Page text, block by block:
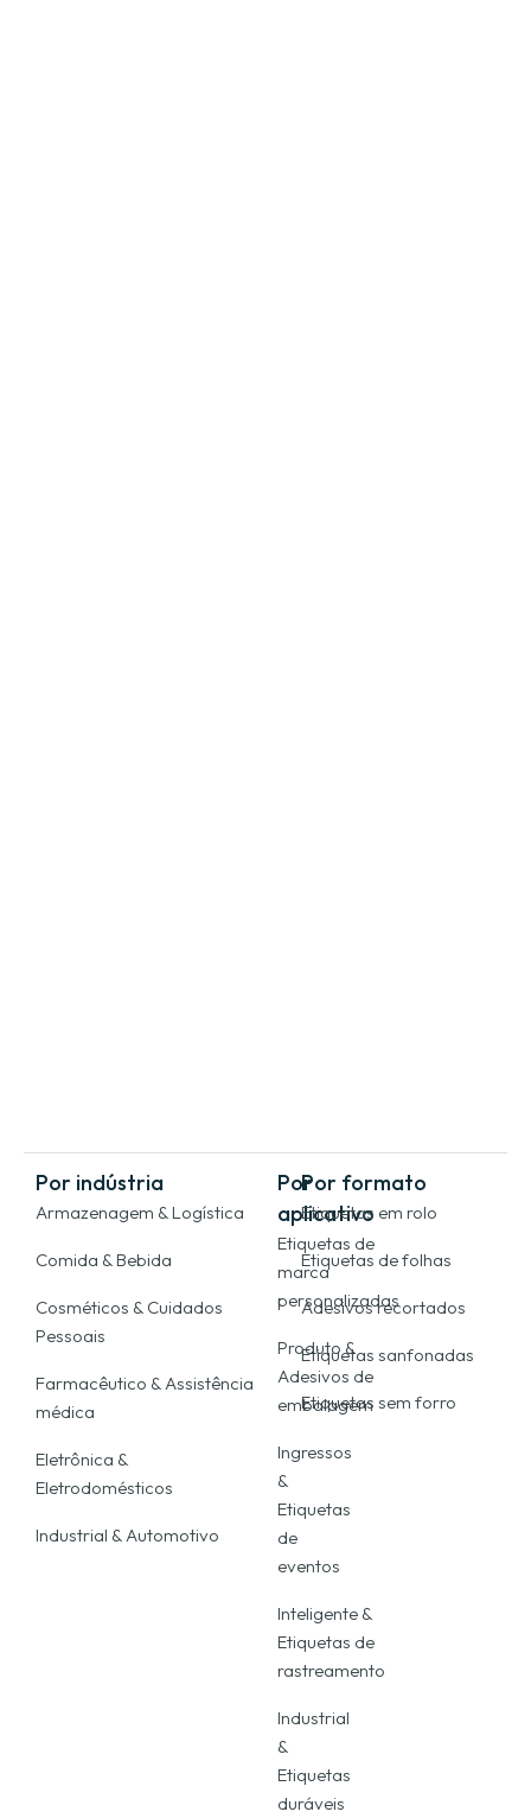
Por indústria
Armazenagem & Logística
Comida & Bebida
Cosméticos & Cuidados
Pessoais
Farmacêutico & Assistência
médica
Eletrônica &
Eletrodomésticos
Industrial & Automotivo
Por
aplicativo
Etiquetas de
marca
personalizadas
Produto &
Adesivos de
embalagem
Ingressos
&
Etiquetas
de
eventos
Inteligente &
Etiquetas de
rastreamento
Industrial
&
Etiquetas
duráveis
Por formato
Etiquetas em rolo
Etiquetas de folhas
Adesivos recortados
Etiquetas sanfonadas
Etiquetas sem forro